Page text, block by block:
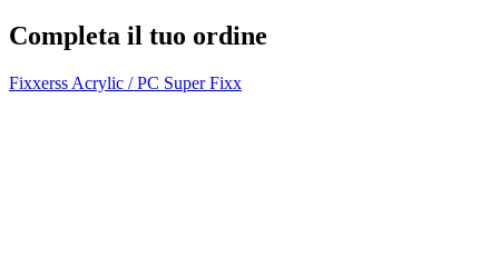
Aggiungi un'altra lastra
Completa il tuo ordine
Fixxerss Acrylic / PC Super Fixx